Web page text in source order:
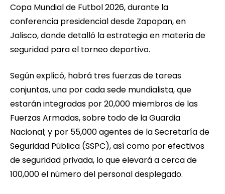
Copa Mundial de Futbol 2026, durante la
conferencia presidencial desde Zapopan, en
Jalisco, donde detalló la estrategia en materia de
seguridad para el torneo deportivo.
Según explicó, habrá tres fuerzas de tareas
conjuntas, una por cada sede mundialista, que
estarán integradas por 20,000 miembros de las
Fuerzas Armadas, sobre todo de la Guardia
Nacional; y por 55,000 agentes de la Secretaría de
Seguridad Pública (SSPC), así como por efectivos
de seguridad privada, lo que elevará a cerca de
100,000 el número del personal desplegado.